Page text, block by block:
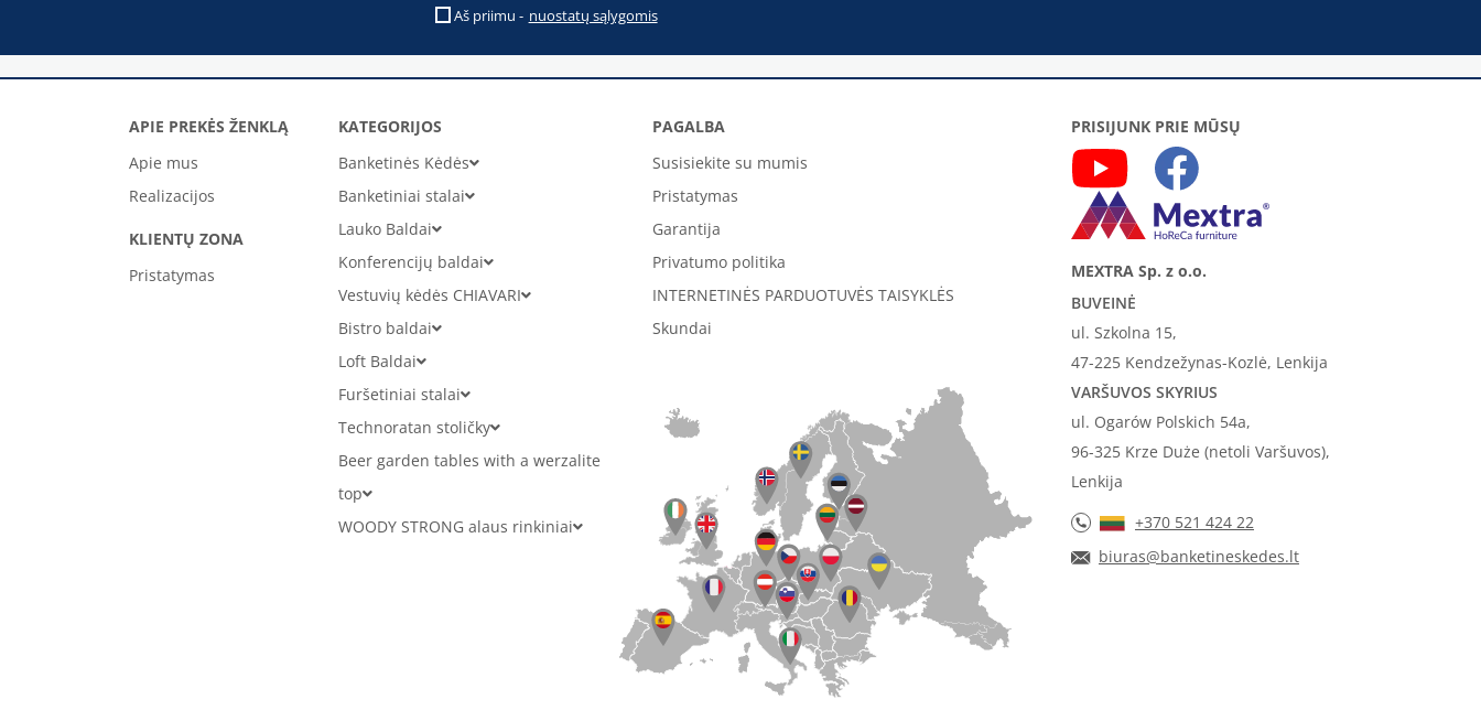
Aš priimu - nuostatų sąlygomis
APIE PREKĖS ŽENKLĄ
Apie mus
Realizacijos
KLIENTŲ ZONA
Pristatymas
KATEGORIJOS
Banketinės Kėdės
Banketiniai stalai
Lauko Baldai
Konferencijų baldai
Vestuvių kėdės CHIAVARI
Bistro baldai
Loft Baldai
Furšetiniai stalai
Technoratan stoličky
Beer garden tables with a werzalite
top
WOODY STRONG alaus rinkiniai
PAGALBA
Susisiekite su mumis
Pristatymas
Garantija
Privatumo politika
INTERNETINĖS PARDUOTUVĖS TAISYKLĖS
Skundai
PRISIJUNK PRIE MŪSŲ
MEXTRA Sp. z o.o.
BUVEINĖ
ul. Szkolna 15,
47-225 Kendzežynas-Kozlė, Lenkija
VARŠUVOS SKYRIUS
ul. Ogarów Polskich 54a,
96-325 Krze Duże (netoli Varšuvos),
Lenkija
+370 521 424 22
biuras@banketineskedes.lt